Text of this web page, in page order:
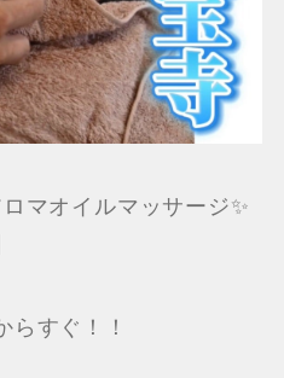
マオイルマッサージ✨
らすぐ！！